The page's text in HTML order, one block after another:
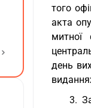
того
акта
митної
день
3.